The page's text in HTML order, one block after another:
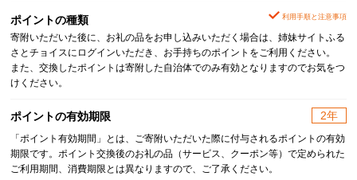
ポイントの種類 利用手順と注意事項
寄附いただいた後に、お礼の品をお申し込みいただく場合は、姉妹サイトふる
さとチョイスにログインいただき、お手持ちのポイントをご利用ください。
また、交換したポイントは寄附した自治体でのみ有効となりますのでお気をつ
けください。
ポイントの有効期限 2年
「ポイント有効期間」とは、ご寄附いただいた際に付与されるポイントの有効
期限です。ポイント交換後のお礼の品（サービス、クーポン等）で定められた
ご利用期間、消費期限とは異なりますので、ご了承ください。